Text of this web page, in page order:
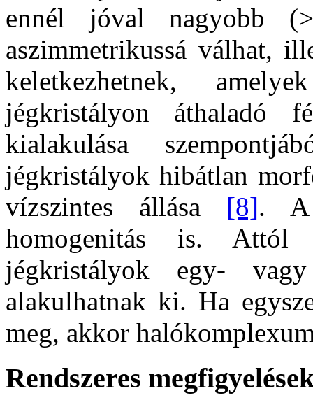
ennél jóval nagyobb
aszimmetrikussá válhat,
keletkezhetnek,
jégkristályon áthaladó
kialakulása
jégkristályok hibátlan
vízszintes állása [8]. A
homogenitás is.
jégkristályok egy-
alakulhatnak ki. Ha
meg, akkor
Rendszeres